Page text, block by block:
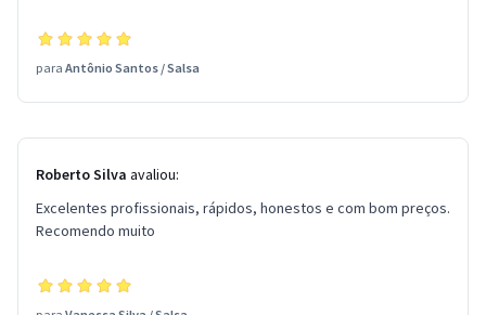
para Antônio Santos /Salsa
Roberto Silva avaliou:
Excelentes profissionais, rápidos, honestos e com bom preços.
Recomendo muito